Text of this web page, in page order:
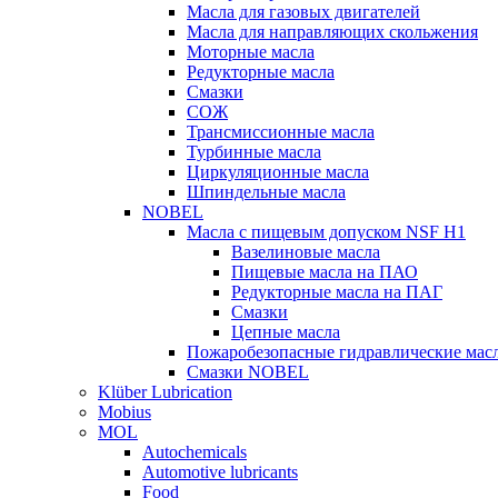
Масла для газовых двигателей
Масла для направляющих скольжения
Моторные масла
Редукторные масла
Смазки
СОЖ
Трансмиссионные масла
Турбинные масла
Циркуляционные масла
Шпиндельные масла
NOBEL
Масла с пищевым допуском NSF H1
Вазелиновые масла
Пищевые масла на ПАО
Редукторные масла на ПАГ
Смазки
Цепные масла
Пожаробезопасные гидравлические
Смазки NOBEL
Klüber Lubrication
Mobius
MOL
Autochemicals
Automotive lubricants
Food